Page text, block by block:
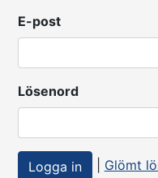
E-post
Lösenord
Glömt